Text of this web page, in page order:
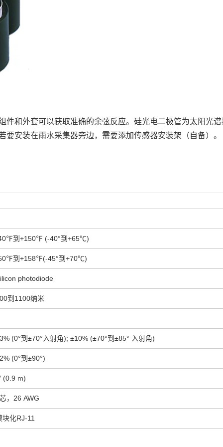
件和外套可以获取准确的余弦反应。硅光电二极管为太阳光
安装在雨水采集器旁边，需要添加传感器安装架（自备）。
到+150℉ (-40°到+65℃)
到+158℉(-45°到+70℃)
photodiode
到1100纳米
(0°到±70°入射角); ±10% (±70°到±85° 入射角)
(0°到±90°)
(0.9 m)
，26 AWG
块化RJ-11